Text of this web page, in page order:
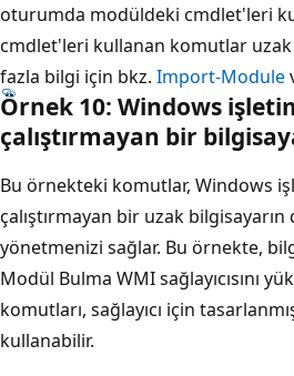
oturumda modüldeki cmdlet'leri
cmdlet'leri kullanan komutlar uzak
fazla bilgi için bkz. Import-Module
Örnek 10: Windows
çalıştırmayan bir
Bu örnekteki komutlar, Windows
çalıştırmayan bir uzak
yönetmenizi sağlar. Bu örnekte,
Modül Bulma WMI sağlayıcısını
komutları, sağlayıcı için
kullanabilir.